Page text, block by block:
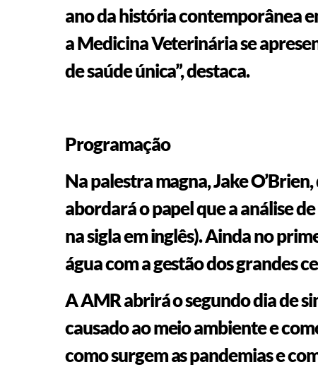
ano da história contemporânea
a Medicina Veterinária se
de saúde única”, destaca.
Programação
Na palestra magna, Jake
abordará o papel que a análise
na sigla em inglês). Ainda no
água com a gestão dos grandes
A AMR abrirá o segundo dia de
causado ao meio ambiente e
como surgem as pandemias e